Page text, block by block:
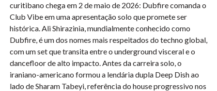
curitibano chega em 2 de maio de 2026: Dubfire comanda o
Club Vibe em uma apresentação solo que promete ser
histórica. Ali Shirazinia, mundialmente conhecido como
Dubfire, é um dos nomes mais respeitados do techno global,
com um set que transita entre o underground visceral e o
dancefloor de alto impacto. Antes da carreira solo, o
iraniano-americano formou a lendária dupla Deep Dish ao
lado de Sharam Tabeyi, referência do house progressivo nos